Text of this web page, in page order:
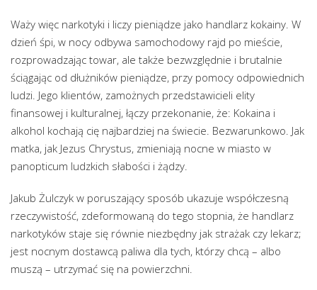
Waży więc narkotyki i liczy pieniądze jako handlarz kokainy. W
dzień śpi, w nocy odbywa samochodowy rajd po mieście,
rozprowadzając towar, ale także bezwzględnie i brutalnie
ściągając od dłużników pieniądze, przy pomocy odpowiednich
ludzi. Jego klientów, zamożnych przedstawicieli elity
finansowej i kulturalnej, łączy przekonanie, że: Kokaina i
alkohol kochają cię najbardziej na świecie. Bezwarunkowo. Jak
matka, jak Jezus Chrystus, zmieniają nocne w miasto w
panopticum ludzkich słabości i żądzy.
Jakub Żulczyk w poruszający sposób ukazuje współczesną
rzeczywistość, zdeformowaną do tego stopnia, że handlarz
narkotyków staje się równie niezbędny jak strażak czy lekarz;
jest nocnym dostawcą paliwa dla tych, którzy chcą – albo
muszą – utrzymać się na powierzchni.